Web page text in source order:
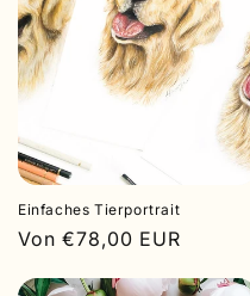
Einfaches Tierportrait
Normaler
Von €78,00 EUR